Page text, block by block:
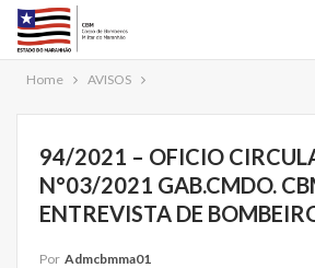
Home AVISOS
94/2021 – OFICIO
N°03/2021 GAB.CMDO.
ENTREVISTA DE
Por Admcbmma01